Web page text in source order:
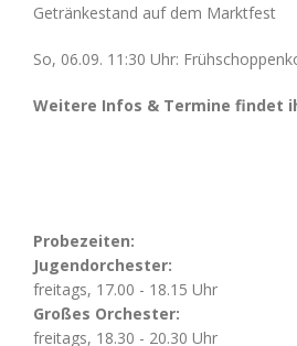
Getränkestand auf dem Marktfest
So, 06.09. 11:30 Uhr:
Weitere Infos & Termine findet
Probezeiten:
Jugendorchester:
freitags, 17.00 - 18.15 Uhr
Großes Orchester:
freitags, 18.30 - 20.30 Uhr